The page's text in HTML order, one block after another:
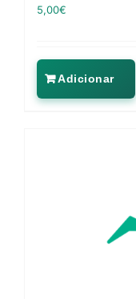
5,00€
Adicionar